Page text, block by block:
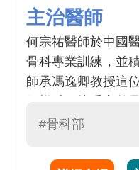
主治醫師
何宗祐醫師於中國
骨科專業訓練，並
師承馮逸卿教授這
體保留重建手術訓
下肢複雜性外傷骨
#骨科部